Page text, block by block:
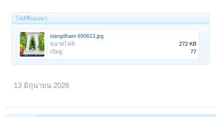
ไฟล์ที่แนบมา:
siangdham 690613.jpg
ขนาดไฟล์:
272 KB
เปิดดู:
77
13 มิถุนายน 2026